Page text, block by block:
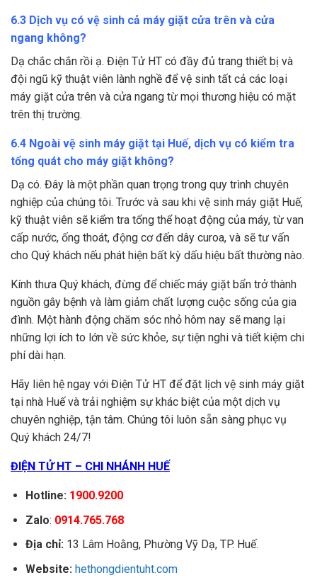
6.3 Dịch vụ có vệ sinh cả máy giặt cửa trên và cửa
ngang không?
Dạ chắc chắn rồi ạ. Điện Tử HT có đầy đủ trang thiết bị và
đội ngũ kỹ thuật viên lành nghề để vệ sinh tất cả các loại
máy giặt cửa trên và cửa ngang từ mọi thương hiệu có mặt
trên thị trường.
6.4 Ngoài vệ sinh máy giặt tại Huế, dịch vụ có kiểm tra
tổng quát cho máy giặt không?
Dạ có. Đây là một phần quan trọng trong quy trình chuyên
nghiệp của chúng tôi. Trước và sau khi vệ sinh máy giặt Huế,
kỹ thuật viên sẽ kiểm tra tổng thể hoạt động của máy, từ van
cấp nước, ống thoát, động cơ đến dây curoa, và sẽ tư vấn
cho Quý khách nếu phát hiện bất kỳ dấu hiệu bất thường nào.
Kính thưa Quý khách, đừng để chiếc máy giặt bẩn trở thành
nguồn gây bệnh và làm giảm chất lượng cuộc sống của gia
đình. Một hành động chăm sóc nhỏ hôm nay sẽ mang lại
những lợi ích to lớn về sức khỏe, sự tiện nghi và tiết kiệm chi
phí dài hạn.
Hãy liên hệ ngay với Điện Tử HT để đặt lịch vệ sinh máy giặt
tại nhà Huế và trải nghiệm sự khác biệt của một dịch vụ
chuyên nghiệp, tận tâm. Chúng tôi luôn sẵn sàng phục vụ
Quý khách 24/7!
ĐIỆN TỬ HT – CHI NHÁNH HUẾ
Hotline: 1900.9200
Zalo: 0914.765.768
Địa chỉ:13 Lâm Hoằng, Phường Vỹ Dạ, TP. Huế.
Website: hethongdientuht.com